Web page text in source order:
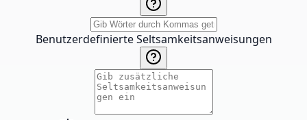
Benutzerdefinierte Seltsamkeitsanweisungen